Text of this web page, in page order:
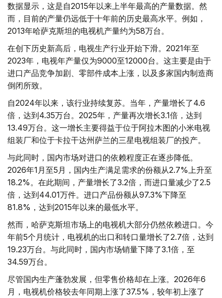
数据显示，这是自2015年以来上半年最高的产量数据。然
而，目前的产量仍远低于十年前的历史最高水平。例如，
2013年哈萨克斯坦的电视机产量约为58万台。
在创下历史新高后，电视生产行业开始下滑。2021年至
2023年，电视年产量仅为9000至12000台。这主要是由于
进口产品竞争加剧、零部件成本上涨，以及多家国内制造商
倒闭所致。
自2024年以来，该行业持续复苏。当年，产量增长了4.6
倍，达到4.35万台。2025年，产量再次增长3.1倍，达到
13.49万台。这一增长主要得益于位于阿拉木图的小米电视
组装厂和位于卡拉干达州萨兰的三星电视组装厂的投产。
与此同时，国内市场对进口的依赖程度正在逐步降低。
2026年1月至5月，国内生产满足需求的份额从2.7%上升至
18.2%。在此期间，产量增长了3.2倍，而进口量减少了2.5
倍，达到44.01万件。进口产品份额从97.3%下降至
81.8%，达到2015年以来的最低水平。
然而，哈萨克斯坦市场上的电视机大部分仍然依赖进口。今
年前5个月统计，电视机的出口和转口量增长了2.7倍，达到
19.23万台。与此同时，国内市场销量下降了3.1倍，至
34.59万台。
尽管国内生产蓬勃发展，但零售价格却在上涨。2026年6
月，电视机价格较去年同期上涨了37.5%，较年初上涨了